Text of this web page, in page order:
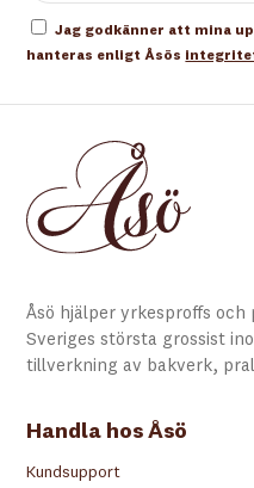
Jag godkänner att mina
hanteras enligt Åsös
Åsö hjälper yrkesproffs
Sveriges största grossist
tillverkning av bakverk,
Handla hos Åsö
Kundsupport